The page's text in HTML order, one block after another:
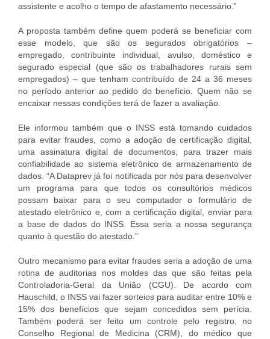
assistente e acolho o tempo de afastamento necessário.”
A proposta também define quem poderá se beneficiar com
esse modelo, que são os segurados obrigatórios –
empregado, contribuinte individual, avulso, doméstico e
segurado especial (que são os trabalhadores rurais sem
empregados) – que tenham contribuído de 24 a 36 meses
no período anterior ao pedido do benefício. Quem não se
encaixar nessas condições terá de fazer a avaliação.
Ele informou também que o INSS está tomando cuidados
para evitar fraudes, como a adoção de certificação digital,
uma assinatura digital de documentos, para trazer mais
confiabilidade ao sistema eletrônico de armazenamento de
dados. “A Dataprev já foi notificada por nós para desenvolver
um programa para que todos os consultórios médicos
possam baixar para o seu computador o formulário de
atestado eletrônico e, com a certificação digital, enviar para
a base de dados do INSS. Essa seria a nossa segurança
quanto à questão do atestado.”
Outro mecanismo para evitar fraudes seria a adoção de uma
rotina de auditorias nos moldes das que são feitas pela
Controladoria-Geral da União (CGU). De acordo com
Hauschild, o INSS vai fazer sorteios para auditar entre 10% e
15% dos benefícios que sejam concedidos sem perícia.
Também poderá ser feito um controle pelo registro, no
Conselho Regional de Medicina (CRM), do médico que